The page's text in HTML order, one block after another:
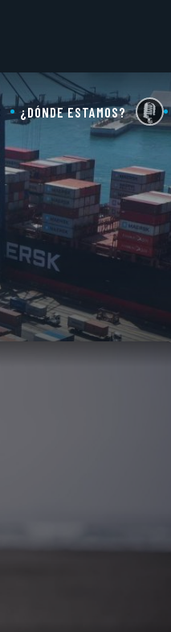
¿DÓNDE ESTAMOS?